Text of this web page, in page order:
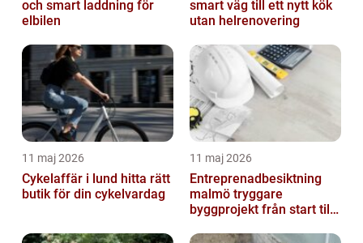
och smart laddning för
elbilen
smart väg till ett nytt kök
utan helrenovering
11 maj 2026
Cykelaffär i lund hitta rätt
butik för din cykelvardag
11 maj 2026
Entreprenadbesiktning
malmö tryggare
byggprojekt från start till